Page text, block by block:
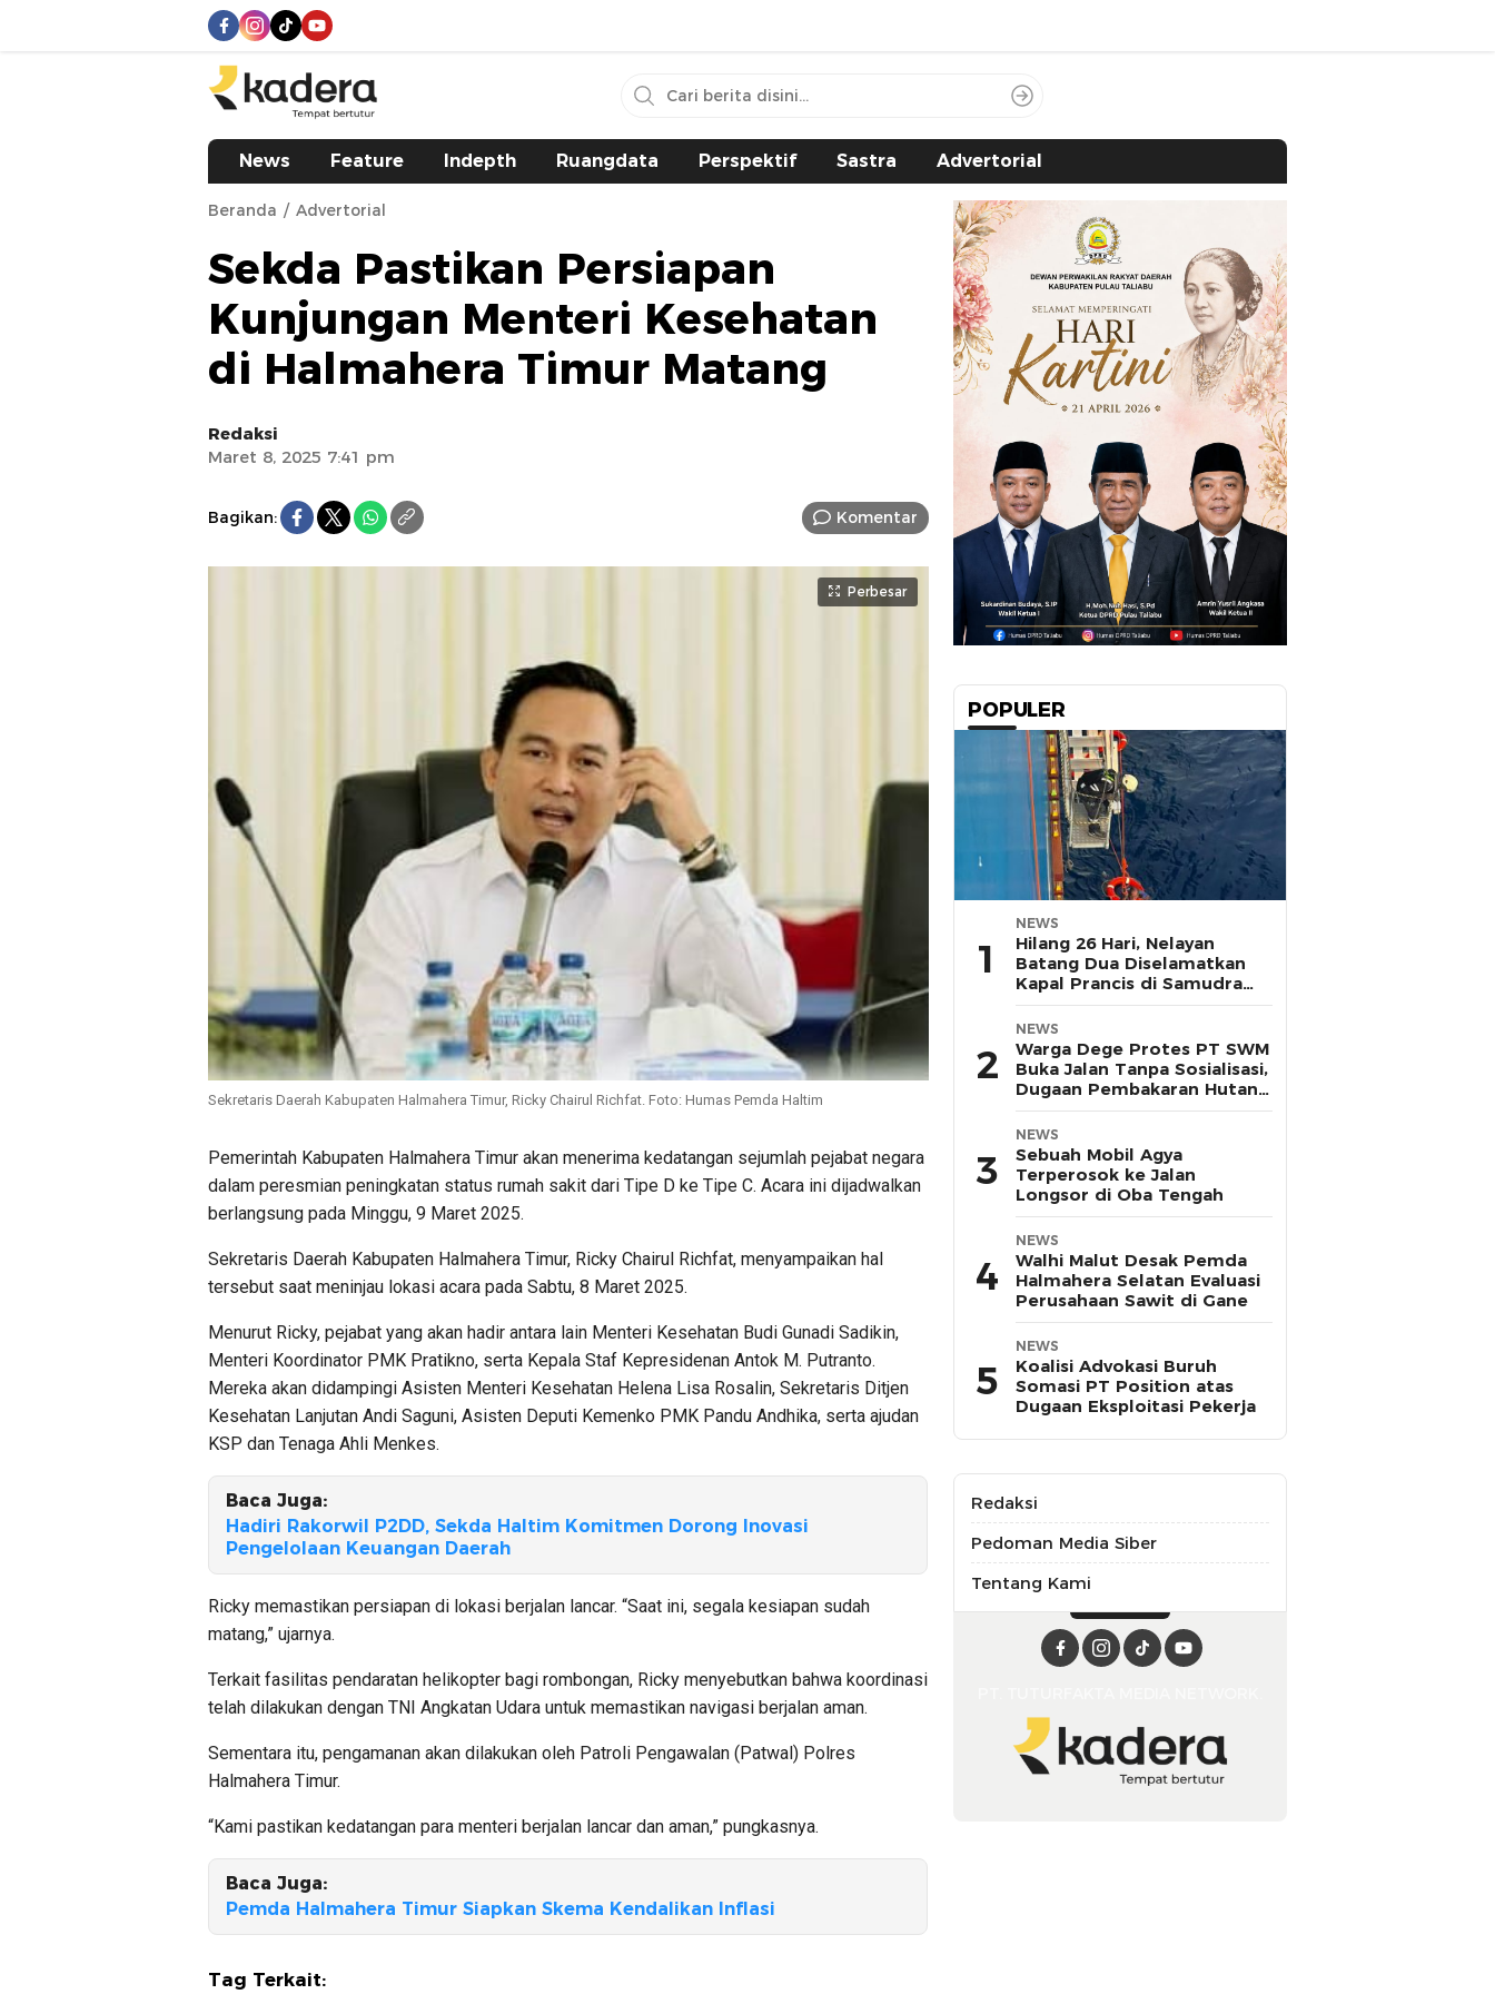
kadera.id
Tempat bertutur
News Feature Indepth Ruangdata Perspektif Sastra Advertorial
Beranda Advertorial
Sekda Pastikan Persiapan
Kunjungan Menteri Kesehatan
di Halmahera Timur Matang
Redaksi
Maret 8, 2025 7:41 pm
Bagikan: Komentar
Perbesar
Sekretaris Daerah Kabupaten Halmahera Timur, Ricky Chairul Richfat. Foto: Humas Pemda Haltim
Pemerintah Kabupaten Halmahera Timur akan menerima kedatangan sejumlah pejabat negara
dalam peresmian peningkatan status rumah sakit dari Tipe D ke Tipe C. Acara ini dijadwalkan
berlangsung pada Minggu, 9 Maret 2025.
Sekretaris Daerah Kabupaten Halmahera Timur, Ricky Chairul Richfat, menyampaikan hal
tersebut saat meninjau lokasi acara pada Sabtu, 8 Maret 2025.
Menurut Ricky, pejabat yang akan hadir antara lain Menteri Kesehatan Budi Gunadi Sadikin,
Menteri Koordinator PMK Pratikno, serta Kepala Staf Kepresidenan Antok M. Putranto.
Mereka akan didampingi Asisten Menteri Kesehatan Helena Lisa Rosalin, Sekretaris Ditjen
Kesehatan Lanjutan Andi Saguni, Asisten Deputi Kemenko PMK Pandu Andhika, serta ajudan
KSP dan Tenaga Ahli Menkes.
Baca Juga:
Hadiri Rakorwil P2DD, Sekda Haltim Komitmen Dorong Inovasi
Pengelolaan Keuangan Daerah
Ricky memastikan persiapan di lokasi berjalan lancar. “Saat ini, segala kesiapan sudah
matang,” ujarnya.
Terkait fasilitas pendaratan helikopter bagi rombongan, Ricky menyebutkan bahwa koordinasi
telah dilakukan dengan TNI Angkatan Udara untuk memastikan navigasi berjalan aman.
Sementara itu, pengamanan akan dilakukan oleh Patroli Pengawalan (Patwal) Polres
Halmahera Timur.
“Kami pastikan kedatangan para menteri berjalan lancar dan aman,” pungkasnya.
Baca Juga:
Pemda Halmahera Timur Siapkan Skema Kendalikan Inflasi
Tag Terkait:
POPULER
1
NEWS
Hilang 26 Hari, Nelayan
Batang Dua Diselamatkan
Kapal Prancis di Samudra
Pasifik
2
NEWS
Warga Dege Protes PT SWM
Buka Jalan Tanpa Sosialisasi,
Dugaan Pembakaran Hutan
Disorot
3
NEWS
Sebuah Mobil Agya
Terperosok ke Jalan
Longsor di Oba Tengah
4
NEWS
Walhi Malut Desak Pemda
Halmahera Selatan Evaluasi
Perusahaan Sawit di Gane
5
NEWS
Koalisi Advokasi Buruh
Somasi PT Position atas
Dugaan Eksploitasi Pekerja
Redaksi
Pedoman Media Siber
Tentang Kami